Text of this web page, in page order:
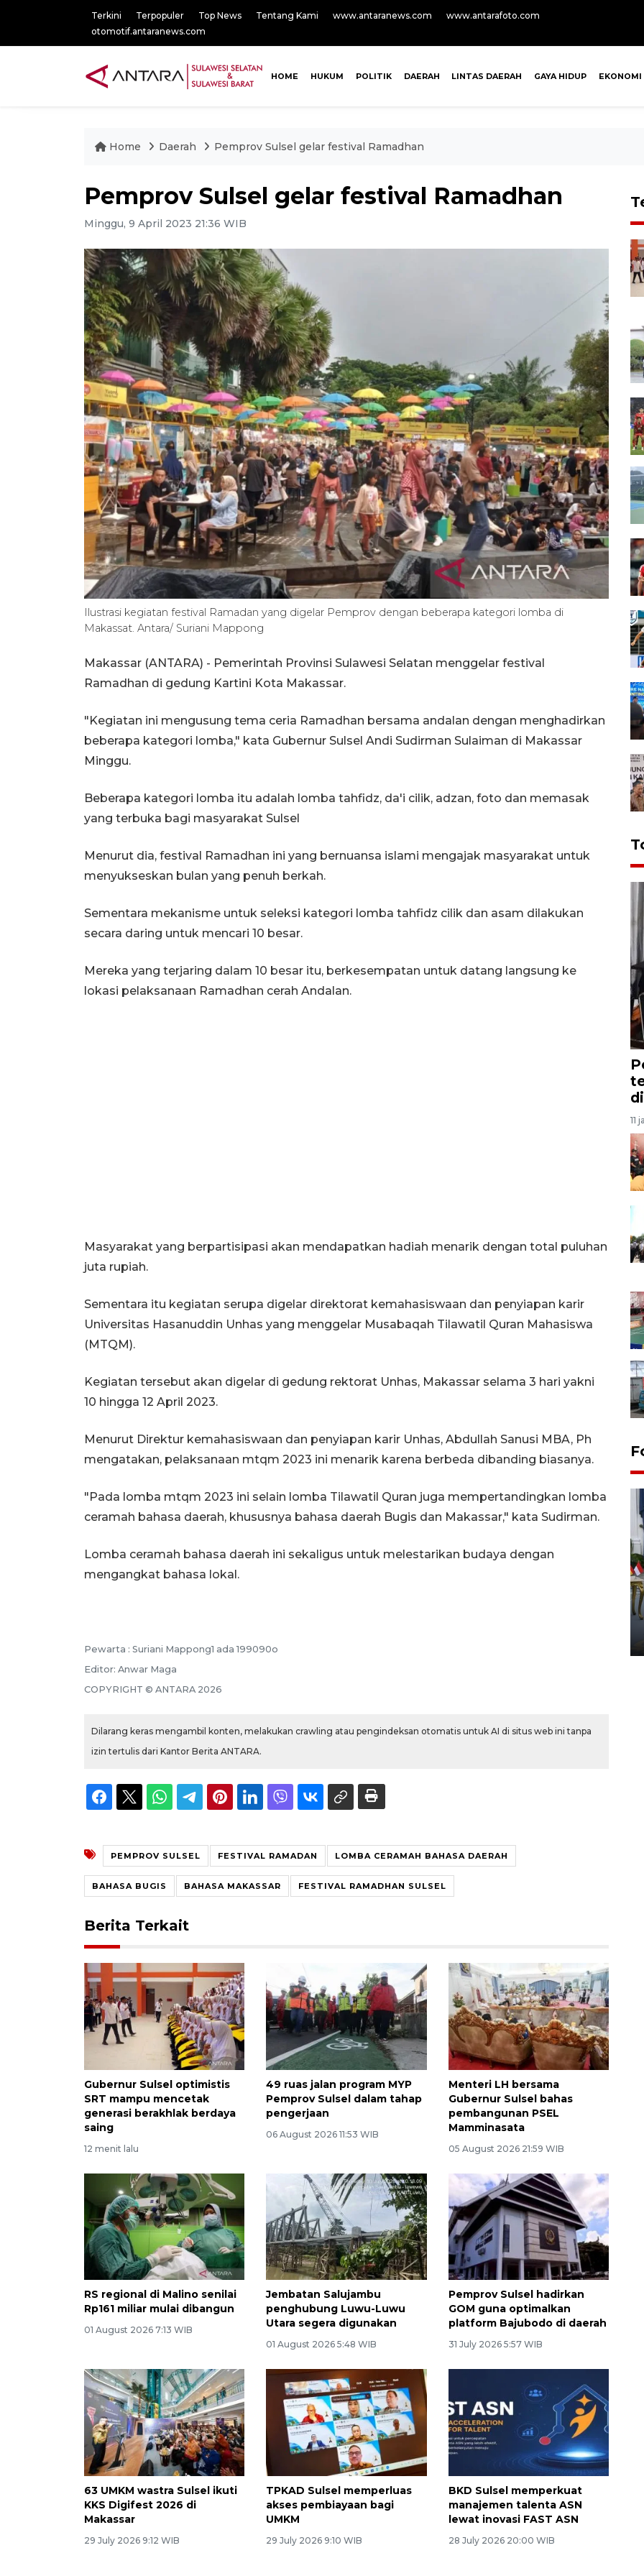
Terkini Terpopuler Top News Tentang Kami www.antaranews.com
www.antarafoto.com
otomotif.antaranews.com
HOME HUKUM POLITIK DAERAH LINTAS DAERAH GAYA HIDUP EKONOMI
Home Daerah Pemprov Sulsel gelar festival Ramadhan
Pemprov Sulsel gelar festival Ramadhan
Minggu, 9 April 2023 21:36 WIB
Ilustrasi kegiatan festival Ramadan yang digelar Pemprov dengan beberapa kategori lomba di
Makassat. Antara/ Suriani Mappong
Makassar (ANTARA) - Pemerintah Provinsi Sulawesi Selatan menggelar festival
Ramadhan di gedung Kartini Kota Makassar.
"Kegiatan ini mengusung tema ceria Ramadhan bersama andalan dengan menghadirkan
beberapa kategori lomba," kata Gubernur Sulsel Andi Sudirman Sulaiman di Makassar
Minggu.
Beberapa kategori lomba itu adalah lomba tahfidz, da'i cilik, adzan, foto dan memasak
yang terbuka bagi masyarakat Sulsel
Menurut dia, festival Ramadhan ini yang bernuansa islami mengajak masyarakat untuk
menyukseskan bulan yang penuh berkah.
Sementara mekanisme untuk seleksi kategori lomba tahfidz cilik dan asam dilakukan
secara daring untuk mencari 10 besar.
Mereka yang terjaring dalam 10 besar itu, berkesempatan untuk datang langsung ke
lokasi pelaksanaan Ramadhan cerah Andalan.
Masyarakat yang berpartisipasi akan mendapatkan hadiah menarik dengan total puluhan
juta rupiah.
Sementara itu kegiatan serupa digelar direktorat kemahasiswaan dan penyiapan karir
Universitas Hasanuddin Unhas yang menggelar Musabaqah Tilawatil Quran Mahasiswa
(MTQM).
Kegiatan tersebut akan digelar di gedung rektorat Unhas, Makassar selama 3 hari yakni
10 hingga 12 April 2023.
Menurut Direktur kemahasiswaan dan penyiapan karir Unhas, Abdullah Sanusi MBA, Ph
mengatakan, pelaksanaan mtqm 2023 ini menarik karena berbeda dibanding biasanya.
"Pada lomba mtqm 2023 ini selain lomba Tilawatil Quran juga mempertandingkan lomba
ceramah bahasa daerah, khususnya bahasa daerah Bugis dan Makassar," kata Sudirman.
Lomba ceramah bahasa daerah ini sekaligus untuk melestarikan budaya dengan
mengangkat bahasa lokal.
Pewarta : Suriani Mappong1 ada 199090o
Editor: Anwar Maga
COPYRIGHT © ANTARA 2026
Dilarang keras mengambil konten, melakukan crawling atau pengindeksan otomatis untuk AI di situs web ini tanpa
izin tertulis dari Kantor Berita ANTARA.
PEMPROV SULSEL FESTIVAL RAMADAN LOMBA CERAMAH BAHASA DAERAH
BAHASA BUGIS BAHASA MAKASSAR FESTIVAL RAMADHAN SULSEL
Berita Terkait
Gubernur Sulsel optimistis
SRT mampu mencetak
generasi berakhlak berdaya
saing
12 menit lalu
49 ruas jalan program MYP
Pemprov Sulsel dalam tahap
pengerjaan
06 August 2026 11:53 WIB
Menteri LH bersama
Gubernur Sulsel bahas
pembangunan PSEL
Mamminasata
05 August 2026 21:59 WIB
RS regional di Malino senilai
Rp161 miliar mulai dibangun
01 August 2026 7:13 WIB
Jembatan Salujambu
penghubung Luwu-Luwu
Utara segera digunakan
01 August 2026 5:48 WIB
Pemprov Sulsel hadirkan
GOM guna optimalkan
platform Bajubodo di daerah
31 July 2026 5:57 WIB
63 UMKM wastra Sulsel ikuti
KKS Digifest 2026 di
Makassar
29 July 2026 9:12 WIB
TPKAD Sulsel memperluas
akses pembiayaan bagi
UMKM
29 July 2026 9:10 WIB
BKD Sulsel memperkuat
manajemen talenta ASN
lewat inovasi FAST ASN
28 July 2026 20:00 WIB
11